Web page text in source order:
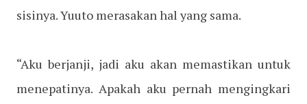
sisinya. Yuuto merasakan hal yang sama.
“Aku berjanji, jadi aku akan memastikan untuk
menepatinya. Apakah aku pernah mengingkari